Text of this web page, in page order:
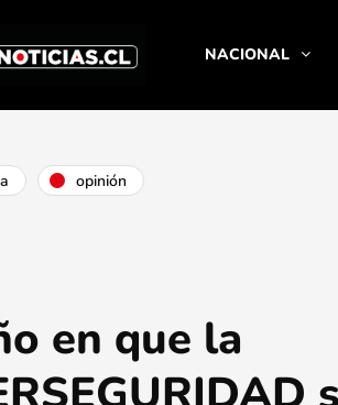
NACIONAL
opinión
en que la